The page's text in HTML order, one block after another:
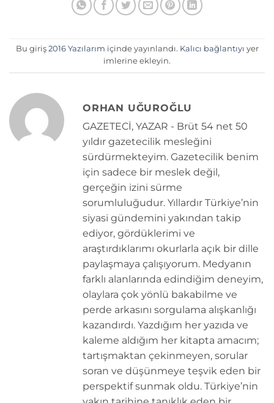
Bu giriş 2016 Yazılarım içinde yayınlandı. Kalıcı bağlantıyı yer
imlerine ekleyin.
ORHAN UĞUROĞLU
GAZETECİ, YAZAR - Brüt 54 net 50
yıldır gazetecilik mesleğini
sürdürmekteyim. Gazetecilik benim
için sadece bir meslek değil,
gerçeğin izini sürme
sorumluluğudur. Yıllardır Türkiye’nin
siyasi gündemini yakından takip
ediyor, gördüklerimi ve
araştırdıklarımı okurlarla açık bir dille
paylaşmaya çalışıyorum. Medyanın
farklı alanlarında edindiğim deneyim,
olaylara çok yönlü bakabilme ve
perde arkasını sorgulama alışkanlığı
kazandırdı. Yazdığım her yazıda ve
kaleme aldığım her kitapta amacım;
tartışmaktan çekinmeyen, sorular
soran ve düşünmeye teşvik eden bir
perspektif sunmak oldu. Türkiye’nin